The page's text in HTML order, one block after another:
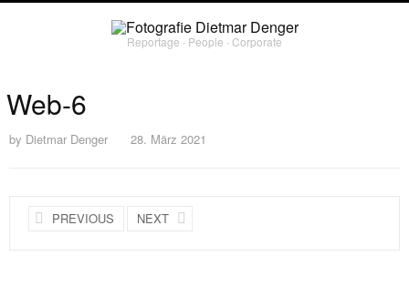
Reportage ∙ People ∙ Corporate
Web-6
by Dietmar Denger 28. März 2021
PREVIOUS NEXT